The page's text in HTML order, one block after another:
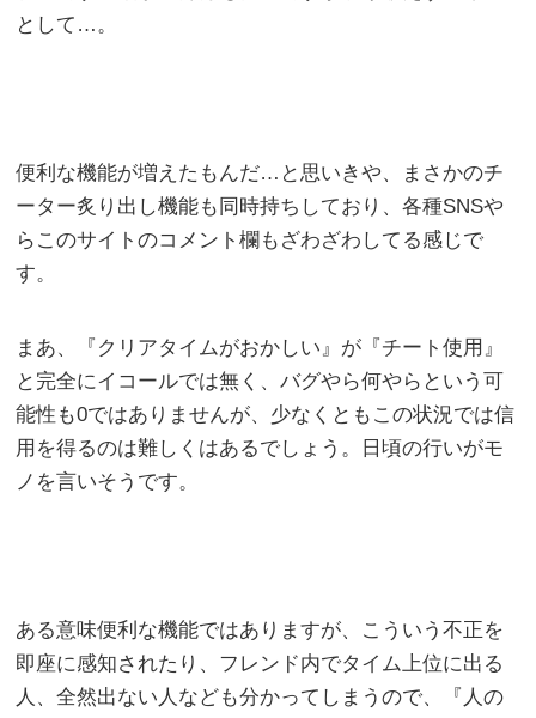
として…。
便利な機能が増えたもんだ…と思いきや、まさかのチ
ーター炙り出し機能も同時持ちしており、各種SNSや
らこのサイトのコメント欄もざわざわしてる感じで
す。
まあ、『クリアタイムがおかしい』が『チート使用』
と完全にイコールでは無く、バグやら何やらという可
能性も0ではありませんが、少なくともこの状況では信
用を得るのは難しくはあるでしょう。日頃の行いがモ
ノを言いそうです。
ある意味便利な機能ではありますが、こういう不正を
即座に感知されたり、フレンド内でタイム上位に出る
人、全然出ない人なども分かってしまうので、『人の